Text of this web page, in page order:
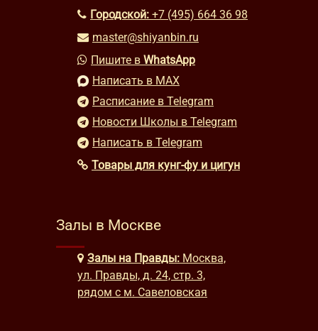
Городской: +7 (495) 664 36 98
master@shiyanbin.ru
Пишите в WhatsApp
Написать в MAX
Расписание в Telegram
Новости Школы в Telegram
Написать в Telegram
Товары для кунг-фу и цигун
Залы в Москве
Залы на Правды: Москва,
ул. Правды, д. 24, стр. 3,
рядом с м. Савеловская